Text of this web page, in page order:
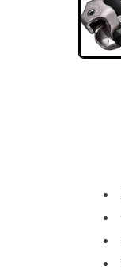
öffnen